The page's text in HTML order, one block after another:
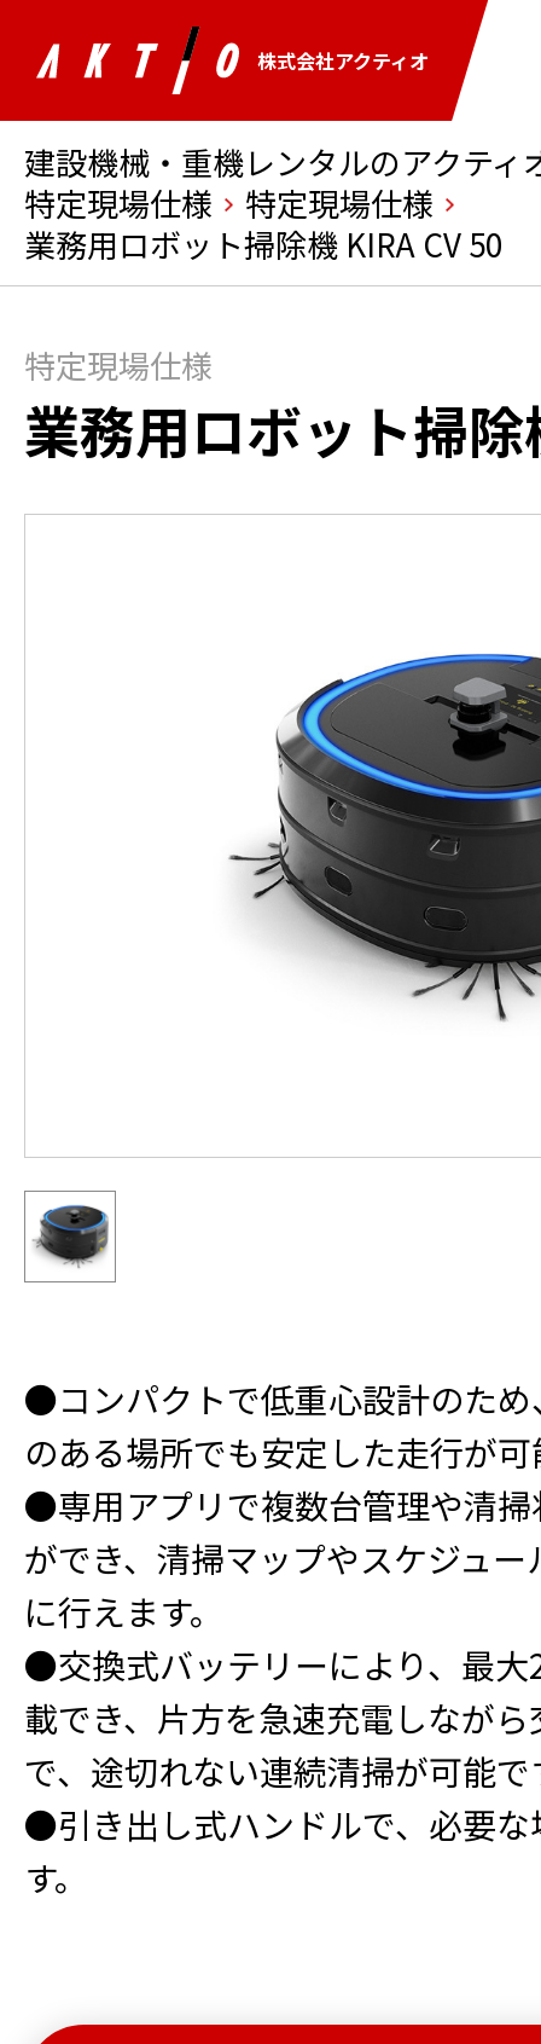
株式会社アクティオ
建設機械・重機レンタルのアクティ
特定現場仕様
特定現場仕様
業務用ロボット掃除機 KIRA CV 50
特定現場仕様
業務用ロボット掃除
●コンパクトで低重心設計のた
のある場所でも安定した走行が可
●専用アプリで複数台管理や清
ができ、清掃マップやスケジュ
に行えます。
●交換式バッテリーにより、最
載でき、片方を急速充電しなが
で、途切れない連続清掃が可能で
●引き出し式ハンドルで、必要
す。